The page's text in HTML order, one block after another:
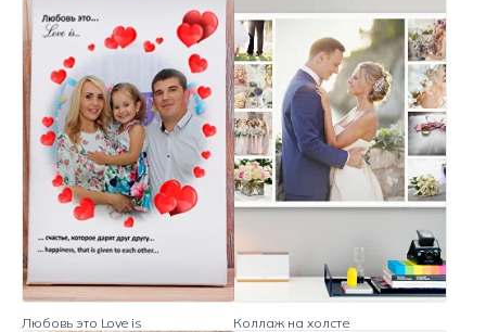
Любовь это Love is Коллаж на холсте